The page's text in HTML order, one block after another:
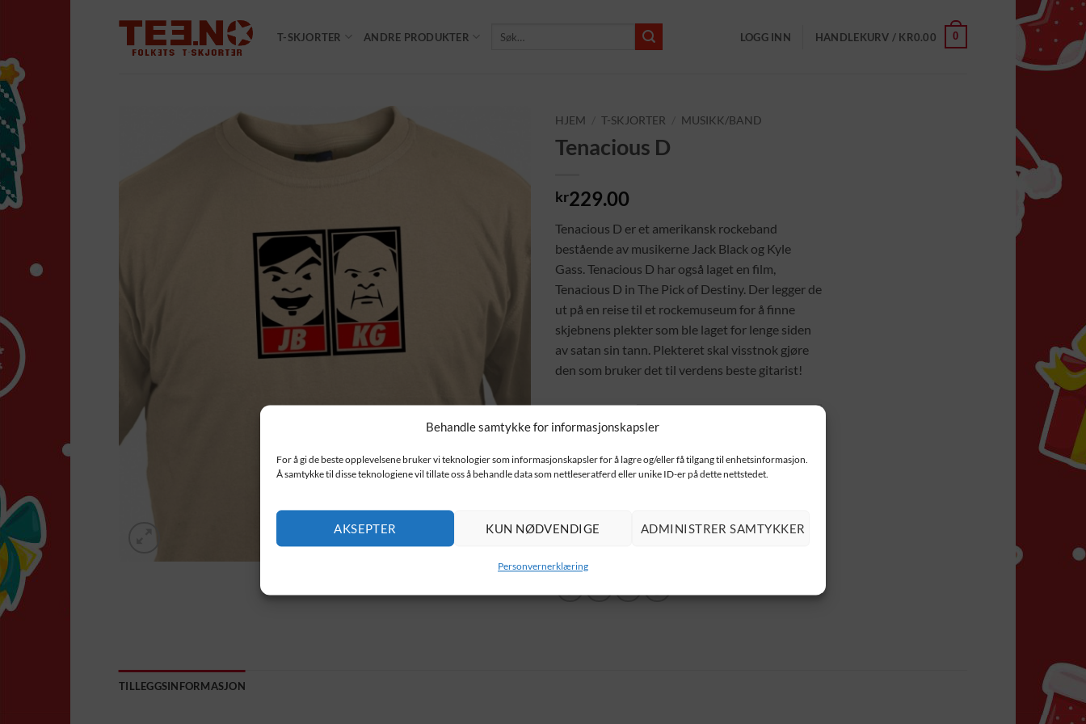
Behandle samtykke for informasjonskapsler
For å gi de beste opplevelsene bruker vi teknologier som informasjonskapsler for å lagre og/eller få tilgang til enhetsinformasjon.
Å samtykke til disse teknologiene vil tillate oss å behandle data som nettleseratferd eller unike ID-er på dette nettstedet.
AKSEPTER KUN NØDVENDIGE ADMINISTRER SAMTYKKER
Personvernerklæring
T-SKJORTER ANDRE PRODUKTER LOGG INN HANDLEKURV / KR0.00 0
HJEM T-SKJORTER MUSIKK/BAND
Tenacious D
kr229.00
Tenacious D er et amerikansk rockeband
bestående av musikerne Jack Black og Kyle
Gass. Tenacious D har også laget en film,
Tenacious D in The Pick of Destiny. Der legger de
ut på en reise til et rockemuseum for å finne
skjebnens plekter som ble laget for lenge siden
av satan sin tann. Plekteret skal visstnok gjøre
den som bruker det til verdens beste gitarist!
Velg farge
LEGG I HANDLEKURV
TILLEGGSINFORMASJON